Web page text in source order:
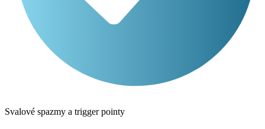
Svalové spazmy a trigger pointy